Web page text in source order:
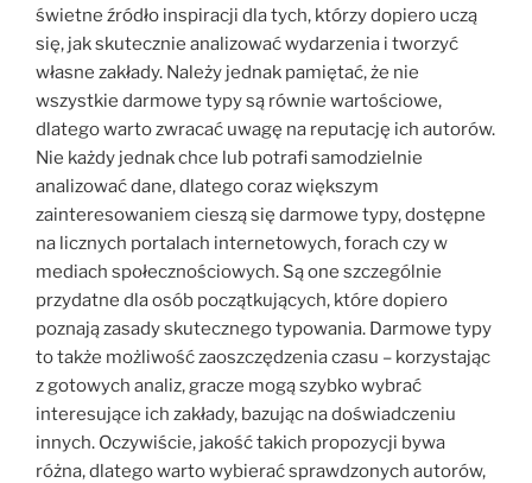
świetne źródło inspiracji dla tych, którzy dopiero uczą
się, jak skutecznie analizować wydarzenia i tworzyć
własne zakłady. Należy jednak pamiętać, że nie
wszystkie darmowe typy są równie wartościowe,
dlatego warto zwracać uwagę na reputację ich autorów.
Nie każdy jednak chce lub potrafi samodzielnie
analizować dane, dlatego coraz większym
zainteresowaniem cieszą się darmowe typy, dostępne
na licznych portalach internetowych, forach czy w
mediach społecznościowych. Są one szczególnie
przydatne dla osób początkujących, które dopiero
poznają zasady skutecznego typowania. Darmowe typy
to także możliwość zaoszczędzenia czasu – korzystając
z gotowych analiz, gracze mogą szybko wybrać
interesujące ich zakłady, bazując na doświadczeniu
innych. Oczywiście, jakość takich propozycji bywa
różna, dlatego warto wybierać sprawdzonych autorów,